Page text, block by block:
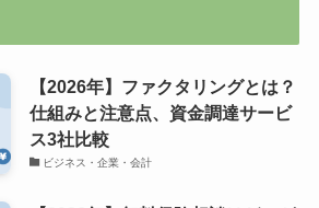
【2026年】ファクタリングとは？
仕組みと注意点、資金調達サービ
ス3社比較
ビジネス・企業・会計